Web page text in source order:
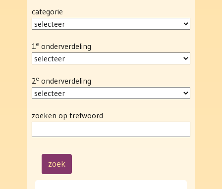
categorie
1e onderverdeling
2e onderverdeling
zoeken op trefwoord